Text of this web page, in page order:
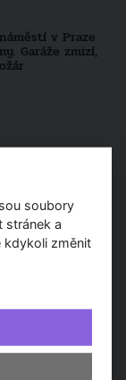
v Praze
Garáže zmizí,
Pragerových
Ikonický areál
přírodě
zvyklí
soubory
stránek a
kdykoli změnit